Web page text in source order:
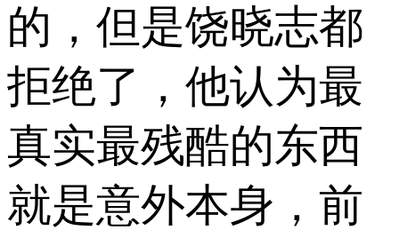
的，但是饶晓志都
拒绝了，他认为最
真实最残酷的东西
就是意外本身，前